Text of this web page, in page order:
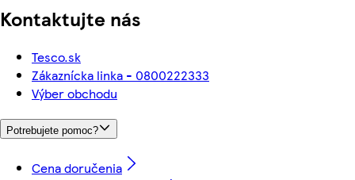
Kontaktujte nás
Tesco.sk
Zákaznícka linka - 0800222333
Výber obchodu
Potrebujete pomoc?
Cena doručenia